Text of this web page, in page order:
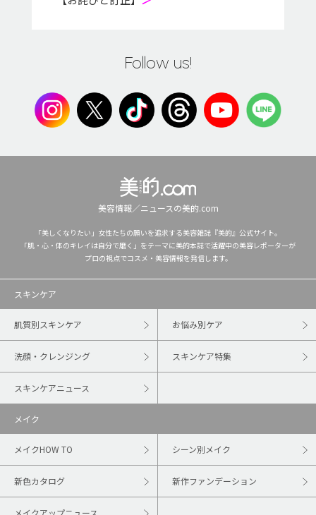
Follow us!
美容情報／ニュースの美的.com
「美しくなりたい」女性たちの願いを追求する美容雑誌『美的』公式サイト。
「肌・心・体のキレイは自分で磨く」をテーマに美的本誌で活躍中の美容レポーターが
プロの視点でコスメ・美容情報を発信します。
スキンケア
肌質別スキンケア お悩み別ケア
洗顔・クレンジング スキンケア特集
スキンケアニュース
メイク
メイクHOW TO シーン別メイク
新色カタログ 新作ファンデーション
メイクアップニュース